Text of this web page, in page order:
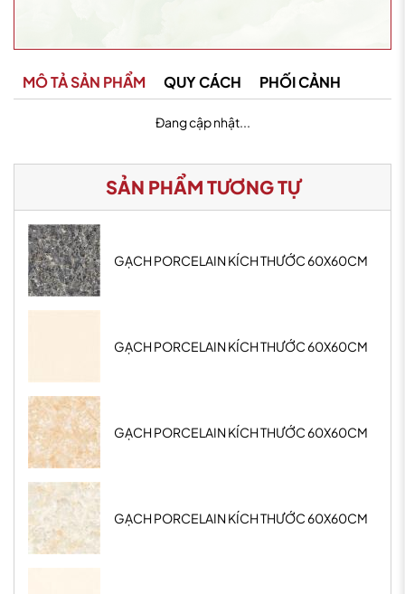
MÔ TẢ SẢN PHẨM QUY CÁCH PHỐI CẢNH
Đang cập nhật...
SẢN PHẨM TƯƠNG TỰ
GẠCH PORCELAIN KÍCH THƯỚC 60X60CM
GẠCH PORCELAIN KÍCH THƯỚC 60X60CM
GẠCH PORCELAIN KÍCH THƯỚC 60X60CM
GẠCH PORCELAIN KÍCH THƯỚC 60X60CM